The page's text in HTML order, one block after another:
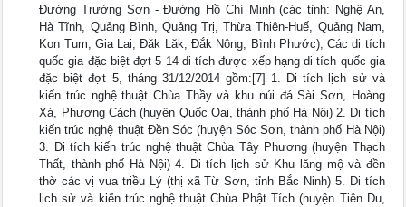
Đường Trường Sơn - Đường Hồ Chí Minh (các tỉnh: Nghệ An,
Hà Tĩnh, Quảng Bình, Quảng Trị, Thừa Thiên-Huế, Quảng Nam,
Kon Tum, Gia Lai, Đăk Lăk, Đắk Nông, Bình Phước); Các di tích
quốc gia đặc biệt đợt 5 14 di tích được xếp hạng di tích quốc gia
đặc biệt đợt 5, tháng 31/12/2014 gồm:[7] 1. Di tích lịch sử và
kiến trúc nghệ thuật Chùa Thầy và khu núi đá Sài Sơn, Hoàng
Xá, Phượng Cách (huyện Quốc Oai, thành phố Hà Nội) 2. Di tích
kiến trúc nghệ thuật Đền Sóc (huyện Sóc Sơn, thành phố Hà Nội)
3. Di tích kiến trúc nghệ thuật Chùa Tây Phương (huyện Thạch
Thất, thành phố Hà Nội) 4. Di tích lịch sử Khu lăng mộ và đền
thờ các vị vua triều Lý (thị xã Từ Sơn, tỉnh Bắc Ninh) 5. Di tích
lịch sử và kiến trúc nghệ thuật Chùa Phật Tích (huyện Tiên Du,